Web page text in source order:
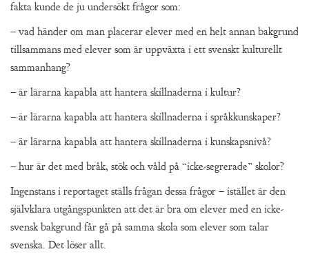
fakta kunde de ju undersökt frågor som:
– vad händer om man placerar elever med en helt annan bakgrund
tillsammans med elever som är uppväxta i ett svenskt kulturellt
sammanhang?
– är lärarna kapabla att hantera skillnaderna i kultur?
– är lärarna kapabla att hantera skillnaderna i språkkunskaper?
– är lärarna kapabla att hantera skillnaderna i kunskapsnivå?
– hur är det med bråk, stök och våld på “icke-segrerade” skolor?
Ingenstans i reportaget ställs frågan dessa frågor – istället är den
självklara utgångspunkten att det är bra om elever med en icke-
svensk bakgrund får gå på samma skola som elever som talar
svenska. Det löser allt.